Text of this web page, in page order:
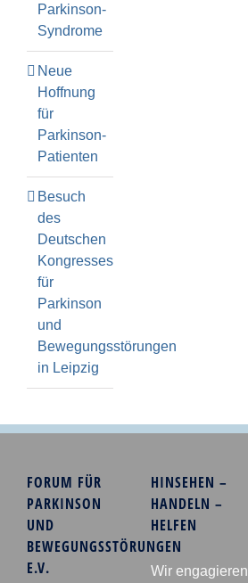
Parkinson-
Syndrome
Neue
Hoffnung
für
Parkinson-
Patienten
Besuch
des
Deutschen
Kongresses
für
Parkinson
und
Bewegungsstörungen
in Leipzig
FORUM FÜR
PARKINSON
UND
BEWEGUNGSSTÖRUNGEN
E.V.
HINSEHEN –
HANDELN –
HELFEN
Wir engagieren